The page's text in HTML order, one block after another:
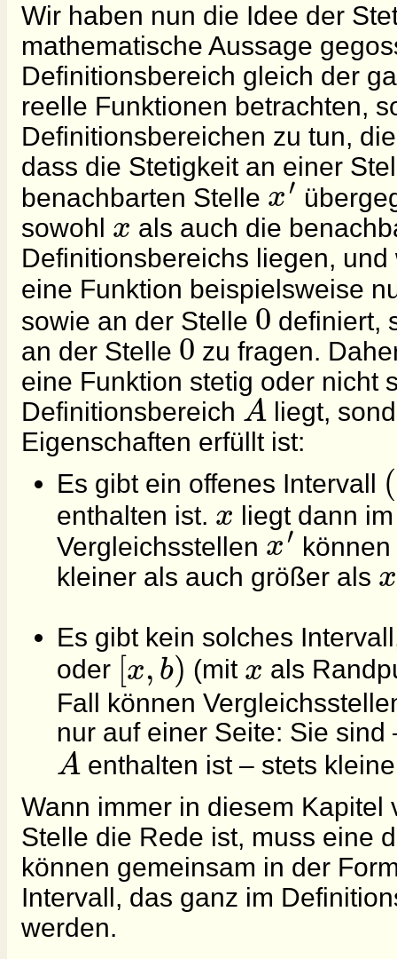
Wir haben nun die Idee der
mathematische Aussage
Definitionsbereich gleich der
reelle Funktionen betrachten,
Definitionsbereichen zu tun,
dass die Stetigkeit an einer
benachbarten Stelle x′
sowohl x als auch die
Definitionsbereichs liegen,
eine Funktion beispielsweise
sowie an der Stelle 0 definiert,
an der Stelle 0 zu fragen.
eine Funktion stetig oder nicht
Definitionsbereich A liegt,
Eigenschaften erfüllt ist:
Es gibt ein offenes Intervall (
enthalten ist. x liegt dann
Vergleichsstellen x′
kleiner als auch größer als x
Es gibt kein solches
oder [x,b) (mit x als
Fall können
nur auf einer Seite: Sie
A enthalten ist – stets
Wann immer in diesem
Stelle die Rede ist, muss eine
können gemeinsam in der
Intervall, das ganz im
werden.